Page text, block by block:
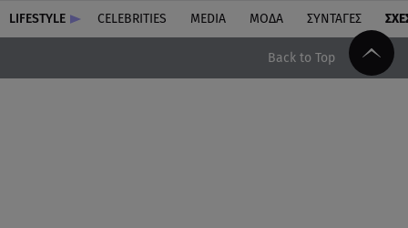
LIFESTYLE CELEBRITIES MEDIA ΜΟΔΑ ΣΥΝΤΑΓΕΣ
Back to Top